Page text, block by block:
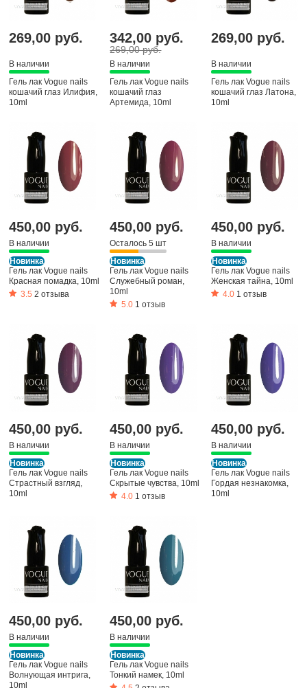
269,00 руб.
В наличии
Гель лак Vogue nails
кошачий глаз Илифия,
10ml
342,00 руб.
269,00 руб.
В наличии
Гель лак Vogue nails
кошачий глаз
Артемида, 10ml
269,00 руб.
В наличии
Гель лак Vogue nails
кошачий глаз Латона,
10ml
450,00 руб.
В наличии
Новинка
Гель лак Vogue nails
Красная помадка, 10ml
3.5 2 отзыва
450,00 руб.
Осталось 5 шт
Новинка
Гель лак Vogue nails
Служебный роман,
10ml
5.0 1 отзыв
450,00 руб.
В наличии
Новинка
Гель лак Vogue nails
Женская тайна, 10ml
4.01 отзыв
450,00 руб.
В наличии
Новинка
Гель лак Vogue nails
Страстный взгляд,
10ml
450,00 руб.
В наличии
Новинка
Гель лак Vogue nails
Скрытые чувства, 10ml
4.0 1 отзыв
450,00 руб.
В наличии
Новинка
Гель лак Vogue nails
Гордая незнакомка,
10ml
450,00 руб.
В наличии
Новинка
Гель лак Vogue nails
Волнующая интрига,
10ml
450,00 руб.
В наличии
Новинка
Гель лак Vogue nails
Тонкий намек, 10ml